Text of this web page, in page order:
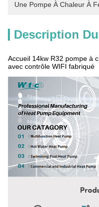
Une Pompe À Chaleur À
Description
Accueil 14kw R32 pompe à
avec contrôle WIFI fabriqué